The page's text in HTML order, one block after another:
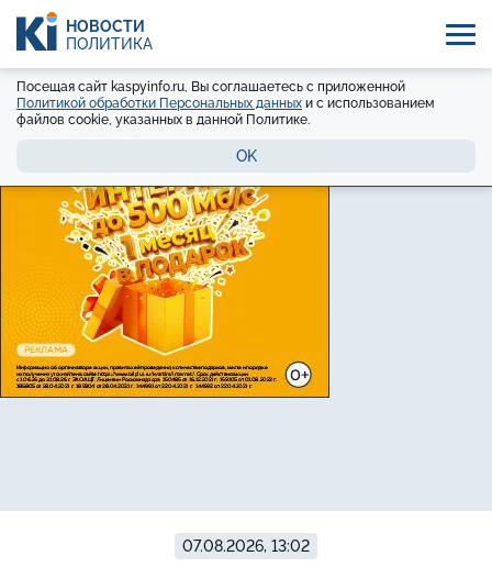
НОВОСТИ
ПОЛИТИКА
Посещая сайт kaspyinfo.ru, Вы соглашаетесь с приложенной
Политикой обработки Персональных данных и с использованием
файлов cookie, указанных в данной Политике.
OK
07.08.2026, 13:02